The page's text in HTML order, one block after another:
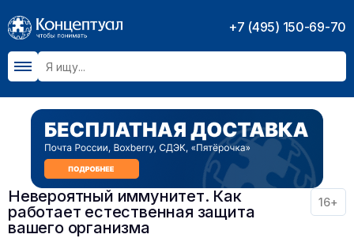
+7 (495) 150-69-70
Невероятный иммунитет. Как
работает естественная защита
вашего организма
16+